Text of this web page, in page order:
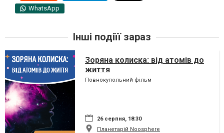
WhatsApp
Інші подіїї зараз
Зоряна колиска: від атомів до
життя
Повнокупольний фільм
26 серпня, 18:30
Планетарій Noosphere